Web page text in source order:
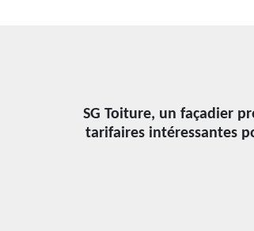
SG Toiture, un façadier
tarifaires intéressantes